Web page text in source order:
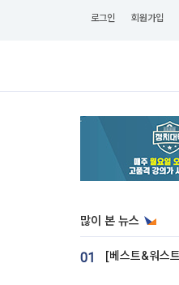
로그인 회원가입
많이 본 뉴스
01